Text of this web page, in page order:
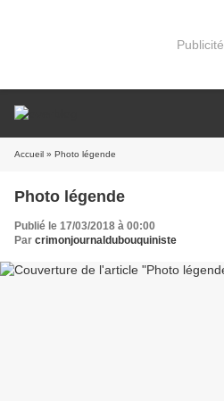
Publicité
Accueil » Photo légende
Photo légende
Publié le 17/03/2018 à 00:00
Par crimonjournaldubouquiniste